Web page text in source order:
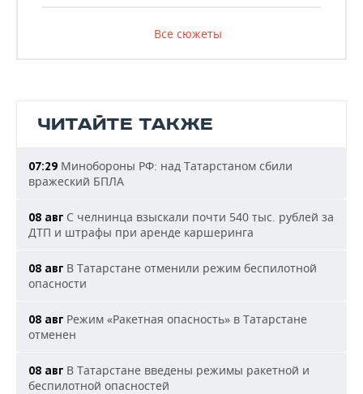
Все сюжеты
ЧИТАЙТЕ ТАКЖЕ
07:29 Минобороны РФ: над Татарстаном сбили
вражеский БПЛА
08 авг С челнинца взыскали почти 540 тыс. рублей за
ДТП и штрафы при аренде каршеринга
08 авг В Татарстане отменили режим беспилотной
опасности
08 авг Режим «Ракетная опасность» в Татарстане
отменен
08 авг В Татарстане введены режимы ракетной и
беспилотной опасностей